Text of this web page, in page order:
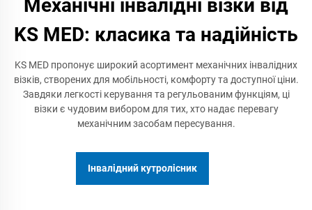
Механічні інвалідні візки від
KS MED: класика та надійність
KS MED пропонує широкий асортимент механічних інвалідних
візків, створених для мобільності, комфорту та доступної ціни.
Завдяки легкості керування та регульованим функціям, ці
візки є чудовим вибором для тих, хто надає перевагу
механічним засобам пересування.
Інвалідний кутролісник